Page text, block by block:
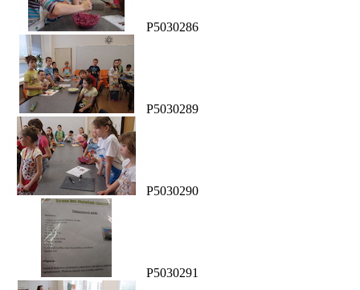
P5030286
P5030289
P5030290
P5030291